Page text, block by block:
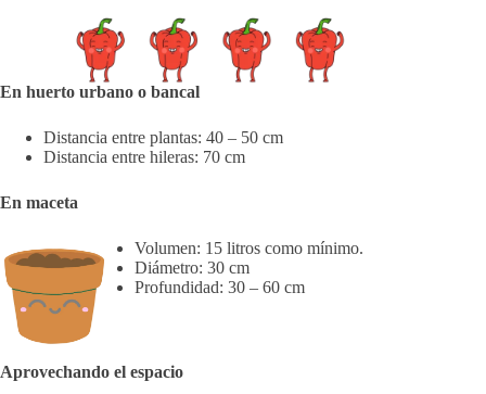
En huerto urbano o bancal
Distancia entre plantas: 40 – 50 cm
Distancia entre hileras: 70 cm
En maceta
Volumen: 15 litros como mínimo.
Diámetro: 30 cm
Profundidad: 30 – 60 cm
Aprovechando el espacio